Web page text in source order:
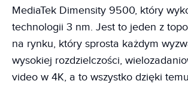
MediaTek Dimensity 9500, który
technologii 3 nm. Jest to jeden z
na rynku, który sprosta każdym
wysokiej rozdzielczości,
video w 4K, a to wszystko dzięki